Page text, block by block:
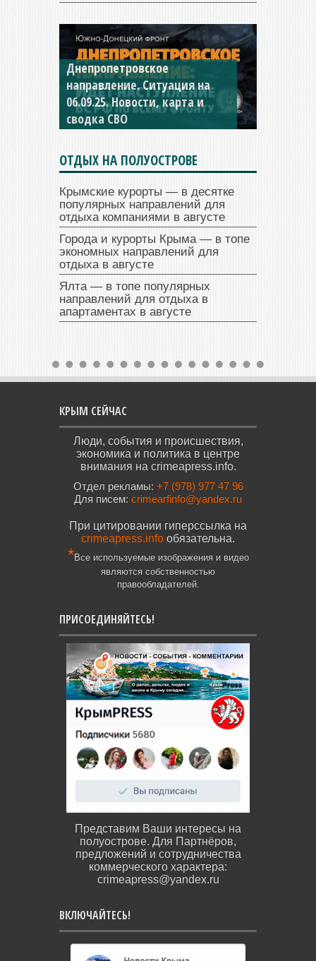
Днепропетровское
направление. Ситуация на
06.09.25. Новости, карта и
сводка СВО
Константиновское
направление. Ситуация на
04.09.25 Новости, карта и
сводка СВО
ОТДЫХ НА ПОЛУОСТРОВЕ
Крымские курорты — в десятке
популярных направлений для
отдыха компаниями в августе
Города и курорты Крыма — в топе
экономных направлений для
отдыха в августе
Ялта — в топе популярных
направлений для отдыха в
апартаментах в августе
КРЫМ СЕЙЧАС
Люди, события и происшествия,
экономика и политика в центре
внимания на crimeapress.info.
Отдел рекламы: +7 (978) 977 47 96
Для писем: crimearfinfo@yandex.ru
При цитировании гиперссылка на
crimeapress.info обязательна.
*Все используемые изображения и видео
являются собственностью
правообладателей.
ПРИСОЕДИНЯЙТЕСЬ!
Представим Ваши интересы на
полуострове. Для Партнёров,
предложений и сотрудничества
коммерческого характера:
crimeapress@yandex.ru
ВКЛЮЧАЙТЕСЬ!